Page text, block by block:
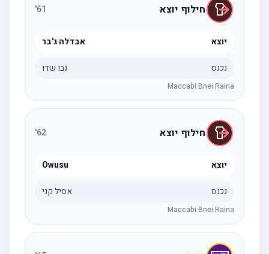
חילוף יוצא 61
'
יוצא אבדלה ג'בר
נכנס נבו שדו
Maccabi Bnei Raina
חילוף יוצא 62
'
יוצא Owusu
נכנס אסיל קני
Maccabi Bnei Raina